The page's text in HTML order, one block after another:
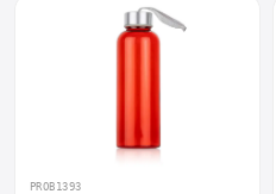
PROB1393